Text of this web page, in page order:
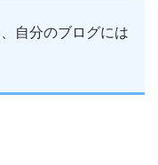
自分のブログには